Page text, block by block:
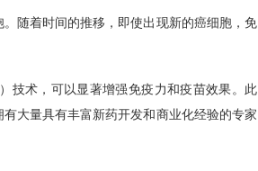
随着时间的推移，即使出现新的癌细胞，免
术，可以显著增强免疫力和疫苗效果。此
大量具有丰富新药开发和商业化经验的专家